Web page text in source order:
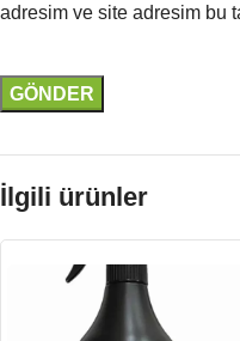
adresim ve site adresim bu
İlgili ürünler